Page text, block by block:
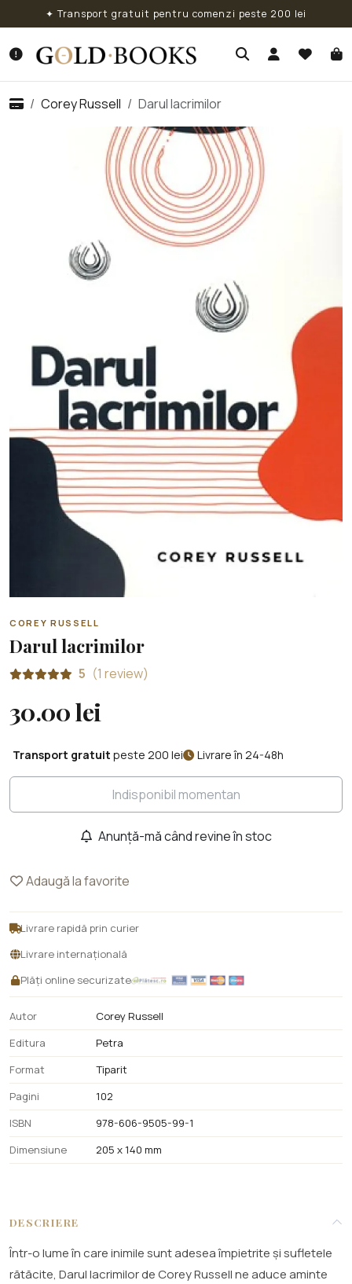
✦ Transport gratuit pentru comenzi peste 200 lei
Corey Russell Darul lacrimilor
COREY RUSSELL
Darul lacrimilor
5 (1 review)
30.00 lei
Transport gratuit peste 200 lei Livrare în 24-48h
Indisponibil momentan
Anunță-mă când revine în stoc
Adaugă la favorite
Livrare rapidă prin curier
Livrare internațională
Plăți online securizate
Autor
Corey Russell
Editura
Petra
Format
Tiparit
Pagini
102
ISBN
978-606-9505-99-1
Dimensiune
205 x 140 mm
DESCRIERE
Într-o lume în care inimile sunt adesea împietrite și sufletele
rătăcite, Darul lacrimilor de Corey Russell ne aduce aminte